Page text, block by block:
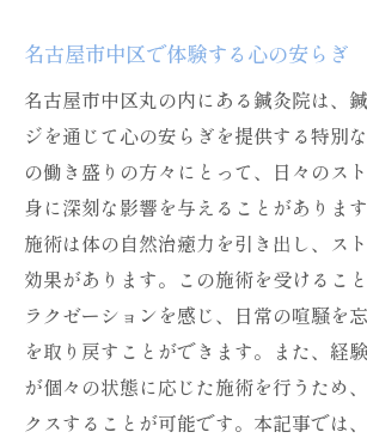
疲労回復に最適な施術の組み
鍼灸院でのトータルケアの魅
名古屋市中区での施術体験と
心身のリフレッシュを図る最
施術後に感じる変化とその持
名古屋市中区で体験するカスタ
灸施術
個々のニーズに応じた施術の
名古屋市中区でのパーソナラ
施術内容の選択で得られる満
名古屋市中区で体験する心の安らぎ
名古屋市中区丸の内にある鍼灸院は、
ジを通じて心の安らぎを提供する特別
の働き盛りの方々にとって、日々のス
身に深刻な影響を与えることがありま
施術は体の自然治癒力を引き出し、ス
効果があります。この施術を受けるこ
ラクゼーションを感じ、日常の喧騒を
を取り戻すことができます。また、経
が個々の状態に応じた施術を行うため
クスすることが可能です。本記事では